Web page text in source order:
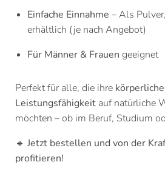
Einfache Einnahme – Als
erhältlich (je nach Angebot)
Für Männer & Frauen geeignet
Perfekt für alle, die ihre
Leistungsfähigkeit auf natürliche
möchten – ob im Beruf, Studium
🔹 Jetzt bestellen und von der
profitieren!